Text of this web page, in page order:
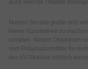
auch kleinste Objekte
Nutzen Sie das große und
kleine Kunstwerke zu
erhalten. Neben Objektiven
vom Polarisationsfilter für
der UV-Strahlen einfach